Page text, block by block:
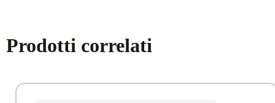
Prodotti correlati